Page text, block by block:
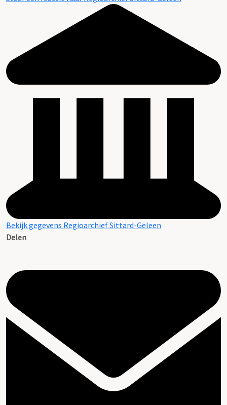
Bekijk gegevens Regioarchief Sittard-Geleen
Delen